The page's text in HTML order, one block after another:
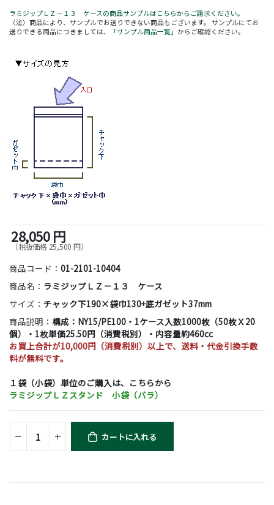
ラミジップＬＺ－１３ ケースの商品サンプルはこちらからご請求ください。
（注）商品により、サンプルでお送りできない商品もございます。 サンプルにてお
送りできる商品につきましては、
「サンプル商品一覧」 からご確認ください。
28,050 円
（税抜価格 25,500 円）
商品コード：01-2101-10404
商品名： ラミジップＬＺ－１３ ケース
サイズ：チャック下190×袋巾130+底ガゼット37mm
商品説明： 構成：NY15/PE100・1ケース入数1000枚（50枚Ｘ20
個）・1枚単価25.50円（消費税別）・内容量約460cc
お買上合計が10,000円（消費税別）以上で、送料・代金引換手数
料が無料です。
１袋（小袋）単位のご購入は、こちらから
ラミジップＬＺスタンド 小袋（バラ）
カートに入れる